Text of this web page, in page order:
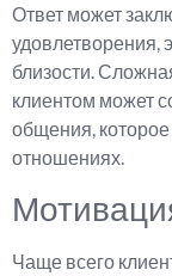
Ответ может
удовлетворения,
близости.
клиентом может
общения,
отношениях.
Чаще всего